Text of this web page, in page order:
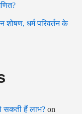
शोषण, धर्म परिवर्तन के
सकती हैं लाभ? on